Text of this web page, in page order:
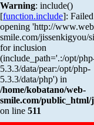
Warning: include()
[function.include]: Failed
opening 'http://
smile.com/jissenkigyou/
for inclusion
(include_path='.:/opt/
5.3.3/data/pear:/opt/php-
5.3.3/data/php') in
/home/kobatano/web-
smile.com/public_html/
on line 511